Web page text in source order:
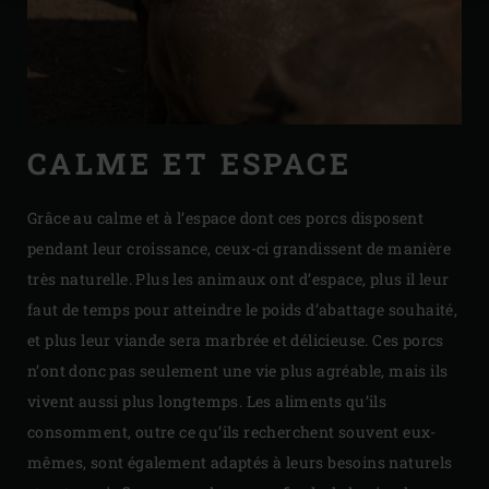
CALME ET ESPACE
Grâce au calme et à l’espace dont ces porcs disposent
pendant leur croissance, ceux-ci grandissent de manière
très naturelle. Plus les animaux ont d’espace, plus il leur
faut de temps pour atteindre le poids d’abattage souhaité,
et plus leur viande sera marbrée et délicieuse. Ces porcs
n’ont donc pas seulement une vie plus agréable, mais ils
vivent aussi plus longtemps. Les aliments qu’ils
consomment, outre ce qu’ils recherchent souvent eux-
mêmes, sont également adaptés à leurs besoins naturels